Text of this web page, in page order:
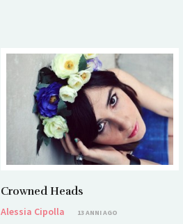
Crowned Heads
Alessia Cipolla
13 ANNI AGO